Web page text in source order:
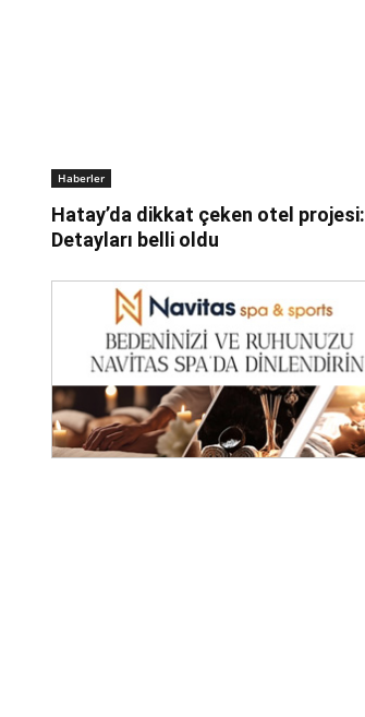
Haberler
Hatay’da dikkat çeken otel projesi:
Detayları belli oldu